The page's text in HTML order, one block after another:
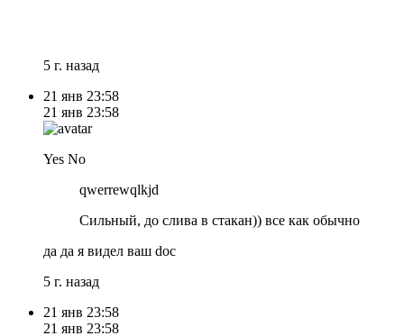
5 г. назад
21 янв 23:58
21 янв 23:58
Yes No
qwerrewqlkjd
Сильный, до слива в стакан)) все как обычно
да да я видел ваш doc
5 г. назад
21 янв 23:58
21 янв 23:58